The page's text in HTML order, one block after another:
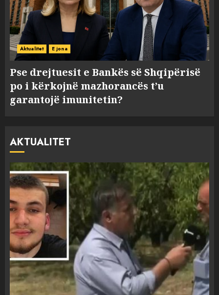
Aktualitet E jona
Pse drejtuesit e Bankës së Shqipërisë
po i kërkojnë mazhorancës t’u
garantojë imunitetin?
AKTUALITET